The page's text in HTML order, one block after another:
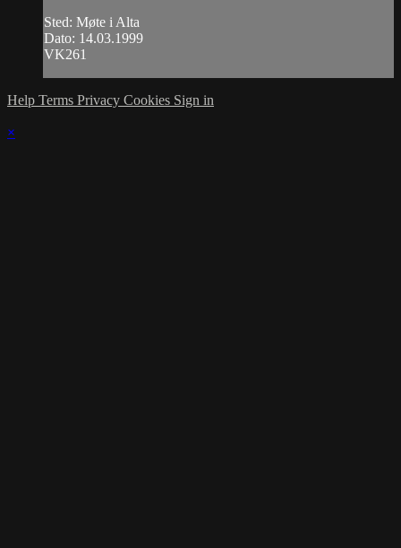
Sted: Møte i Alta
Dato: 14.03.1999
VK261
Help Terms Privacy Cookies Sign in
×